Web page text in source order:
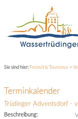
Sie sind hier: Freizeit & Tourismus >
Terminkalender
Trüdinger Adventsdorf -
Beschreibung: